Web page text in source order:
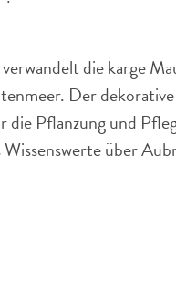
verwandelt die karge
Der
die Pflanzung und
über